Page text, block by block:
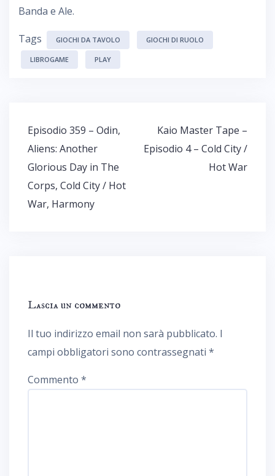
Banda e Ale.
Tags GIOCHI DA TAVOLO GIOCHI DI RUOLO
LIBROGAME PLAY
Navigazione
articoli
Episodio 359 – Odin,
Aliens: Another
Glorious Day in The
Corps, Cold City / Hot
War, Harmony
Kaio Master Tape –
Episodio 4 – Cold City /
Hot War
Lascia un commento
Il tuo indirizzo email non sarà pubblicato. I
campi obbligatori sono contrassegnati *
Commento *